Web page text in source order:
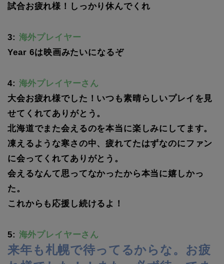
試合お疲れ様！しっかり休んでくれ
3: 海外プレイヤー
Year 6は映画みたいになるぞ
4: 海外プレイヤーさん
大会お疲れ様でした！いつも素晴らしいプレイを見
せてくれてありがとう。
北海道でまた会えるのを本当に楽しみにしてます。
凍えるような寒さの中、疲れてたはずなのにファン
に会ってくれてありがとう。
会えるなんて思ってなかったから本当に嬉しかっ
た。
これからも応援し続けるよ！
5: 海外プレイヤーさん
来年も札幌で待ってるからな。お疲